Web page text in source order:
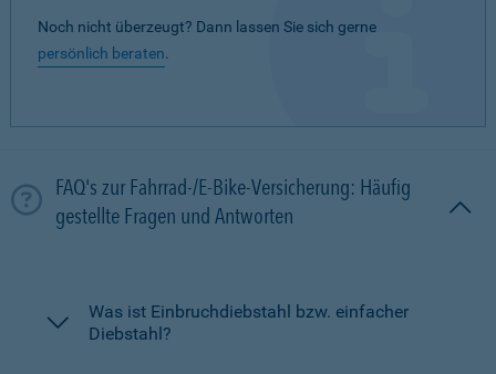
Noch nicht überzeugt? Dann lassen Sie sich gerne
persönlich beraten.
FAQ's zur Fahrrad-/E-Bike-Versicherung: Häufig
gestellte Fragen und Antworten
Was ist Einbruchdiebstahl bzw. einfacher
Diebstahl?